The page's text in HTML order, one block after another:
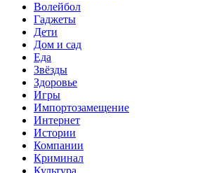
Волейбол
Гаджеты
Дети
Дом и сад
Еда
Звёзды
Здоровье
Игры
Импортозамещение
Интернет
Истории
Компании
Криминал
Культура